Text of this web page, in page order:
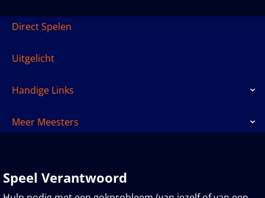
Direct Spelen
Uitgelicht
Handige Links
Meer Meesters
Speel Verantwoord